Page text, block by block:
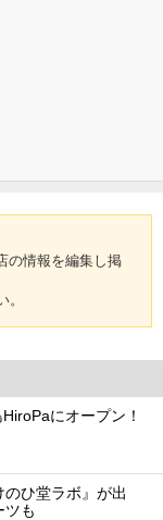
の情報を編集し掲
。
にオープン！
ひ堂ラボ』が出
ツも